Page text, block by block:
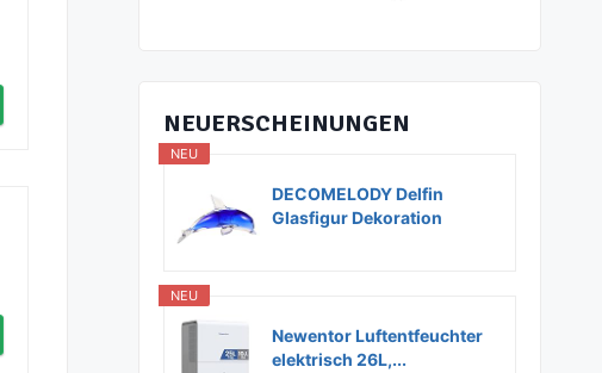
NEUERSCHEINUNGEN
NEU
DECOMELODY Delfin
Glasfigur Dekoration
NEU
Newentor Luftentfeuchter
elektrisch 26L,...